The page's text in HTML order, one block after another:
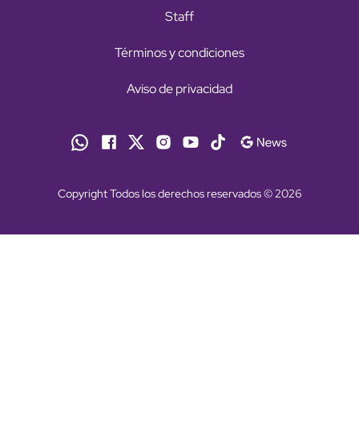
Staff
Términos y condiciones
Aviso de privacidad
Copyright Todos los derechos reservados © 2026